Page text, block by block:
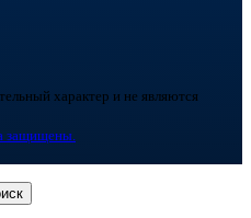
характер и не являются
защищены.